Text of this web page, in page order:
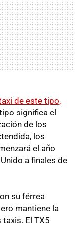
de este tipo,
significa el
de los
los
el año
a finales de
su férrea
mantiene la
El TX5